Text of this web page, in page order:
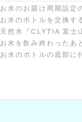
お水のお届け周期設定
お水のボトルを交換す
天然水『CLYTIA 富士
お水を飲み終わったあ
お水のボトルの底部に